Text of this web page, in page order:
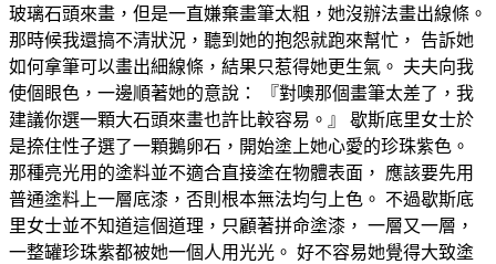
玻璃石頭來畫，但是一直嫌棄畫筆太粗，她沒辦法畫出線條。
那時候我還搞不清狀況，聽到她的抱怨就跑來幫忙， 告訴她
如何拿筆可以畫出細線條，結果只惹得她更生氣。 夫夫向我
使個眼色，一邊順著她的意說： 『對噢那個畫筆太差了，我
建議你選一顆大石頭來畫也許比較容易。』 歇斯底里女士於
是捺住性子選了一顆鵝卵石，開始塗上她心愛的珍珠紫色。
那種亮光用的塗料並不適合直接塗在物體表面， 應該要先用
普通塗料上一層底漆，否則根本無法均勻上色。 不過歇斯底
里女士並不知道這個道理，只顧著拼命塗漆， 一層又一層，
一整罐珍珠紫都被她一個人用光光。 好不容易她覺得大致塗